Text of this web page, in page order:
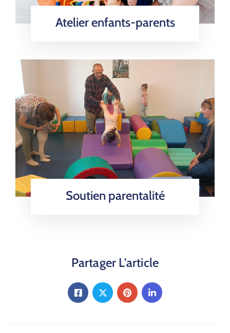
Atelier enfants-parents
Soutien parentalité
Partager L'article